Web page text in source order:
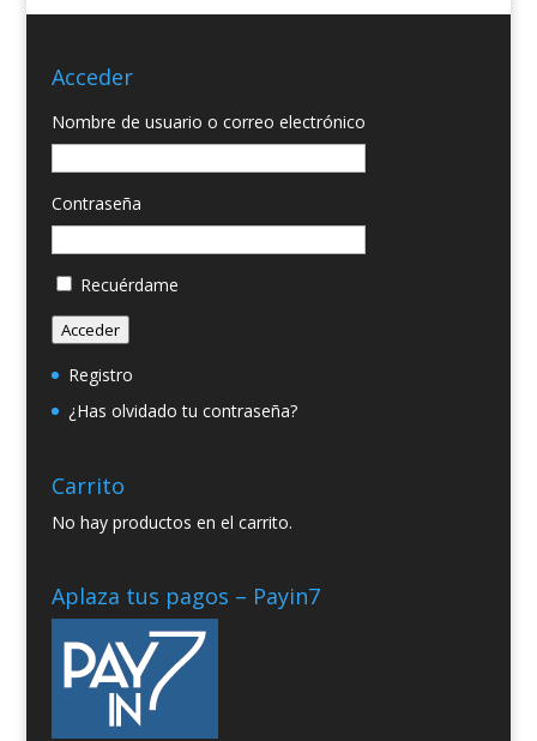
Acceder
Nombre de usuario o correo electrónico
Contraseña
Recuérdame
Acceder
Registro
¿Has olvidado tu contraseña?
Carrito
No hay productos en el carrito.
Aplaza tus pagos – Payin7